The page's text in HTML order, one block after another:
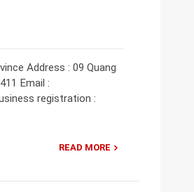
Address : 09 Quang
Email :
registration :
READ MORE